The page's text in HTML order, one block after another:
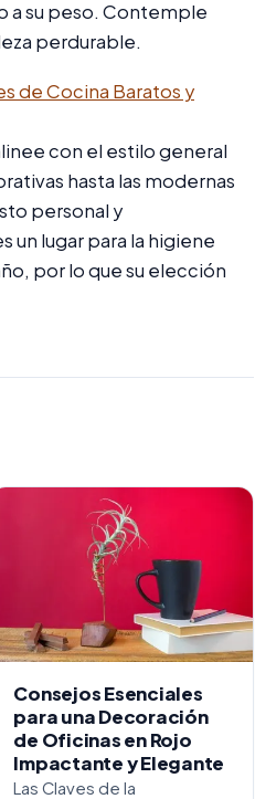
a su peso. Contemple
perdurable.
de Cocina Baratos y
con el estilo general
hasta las modernas
personal y
un lugar para la higiene
por lo que su elección
Consejos Esenciales
para una Decoración
de Oficinas en Rojo
Impactante y Elegante
Las Claves de la